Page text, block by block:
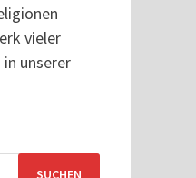
vieler
unserer